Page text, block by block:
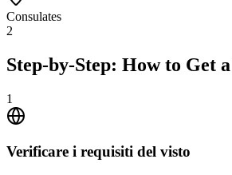
Consulates
2
Step-by-Step: How to Get
1
Verificare i requisiti del visto